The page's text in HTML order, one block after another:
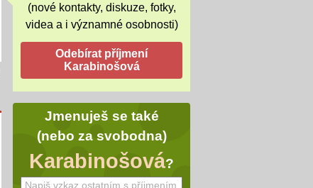
(nové kontakty, diskuze, fotky,
videa a i významné osobnosti)
Jmenuješ se také
(nebo za svobodna)
Karabinošová?